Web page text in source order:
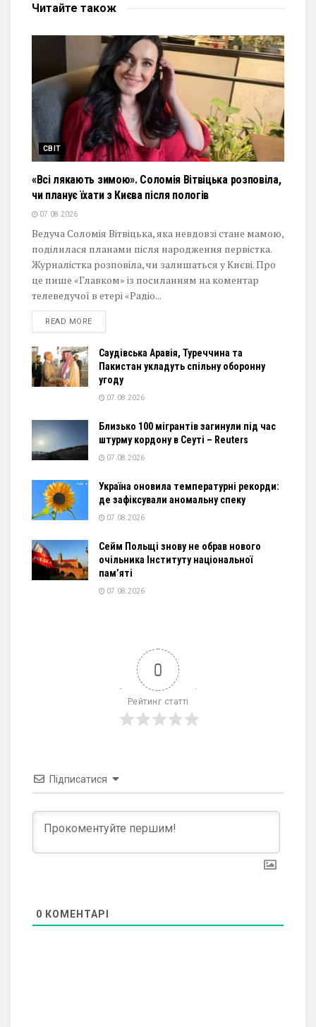
Читайте також
СВІТ
«Всі лякають зимою». Соломія Вітвіцька розповіла,
чи планує їхати з Києва після пологів
07.08.2026
Ведуча Соломія Вітвіцька, яка невдовзі стане мамою,
поділилася планами після народження первістка.
Журналістка розповіла, чи залишаться у Києві. Про
це пише «Главком» із посиланням на коментар
телеведучої в етері «Радіо...
READ MOREDETAILS
Саудівська Аравія, Туреччина та
Пакистан укладуть спільну оборонну
угоду
07.08.2026
Близько 100 мігрантів загинули під час
штурму кордону в Сеуті – Reuters
07.08.2026
Україна оновила температурні рекорди:
де зафіксували аномальну спеку
07.08.2026
Сейм Польщі знову не обрав нового
очільника Інституту національної
пам’яті
07.08.2026
0
Рейтинг статті
Підписатися
0 КОМЕНТАРІ